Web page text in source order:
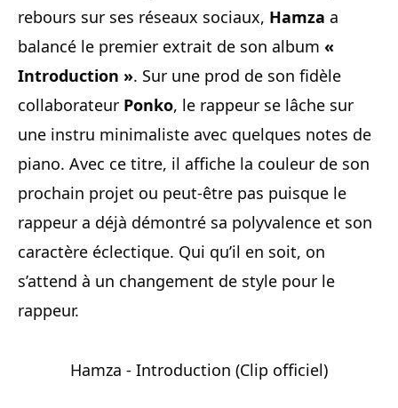
rebours sur ses réseaux sociaux, Hamza a
balancé le premier extrait de son album «
Introduction ». Sur une prod de son fidèle
collaborateur Ponko, le rappeur se lâche sur
une instru minimaliste avec quelques notes de
piano. Avec ce titre, il affiche la couleur de son
prochain projet ou peut-être pas puisque le
rappeur a déjà démontré sa polyvalence et son
caractère éclectique. Qui qu’il en soit, on
s’attend à un changement de style pour le
rappeur.
Hamza - Introduction (Clip officiel)